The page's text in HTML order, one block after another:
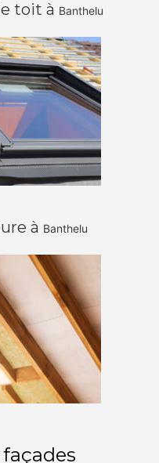
toit à Banthelu
à Banthelu